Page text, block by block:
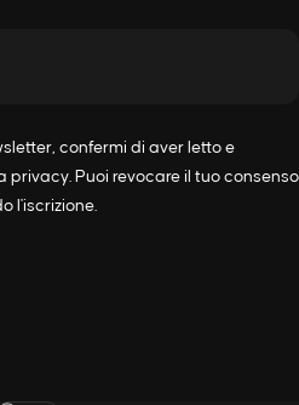
confermi di aver letto e
privacy. Puoi revocare il tuo consenso
l'iscrizione.